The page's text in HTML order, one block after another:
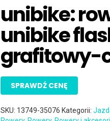
unibike:
unibike
grafitowy-
SPRAWDŹ CENĘ
SKU: 13749-35076 Kategorii: